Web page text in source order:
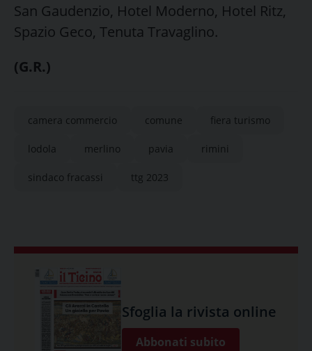
San Gaudenzio, Hotel Moderno, Hotel Ritz,
Spazio Geco, Tenuta Travaglino.
(G.R.)
camera commercio comune fiera turismo
lodola merlino pavia rimini
sindaco fracassi ttg 2023
Sfoglia la rivista online
Abbonati subito